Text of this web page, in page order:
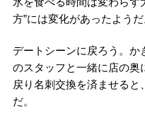
方”には変化があったようだ
デートシーンに戻ろう。
のスタッフと一緒に店の奥
戻り名刺交換を済ませる
だ。